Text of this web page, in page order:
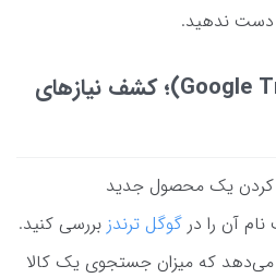
دست ندهید.
۱۶. گوگل ترندز (Google Trends)؛ کشف نیازهای
کردن یک محصول جدید
آن را در گوگل ترندز بررسی کنید.
می‌دهد که میزان جستجوی یک کالا